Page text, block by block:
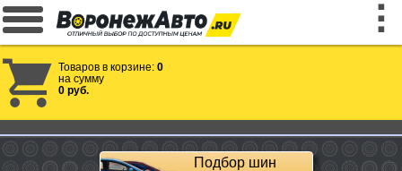
Товаров в корзине: 0
на сумму
0 руб.
Подбор шин